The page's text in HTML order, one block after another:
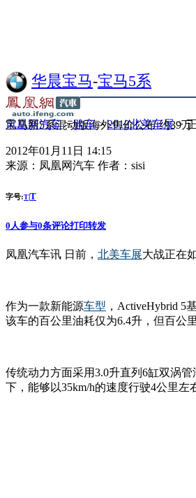
华晨宝马-宝马5系
凤凰网汽车>购车>2012北美车展>
宝马新5系混动版海外售价公布 约39万
2012年01月11日 14:15
来源： 凤凰网汽车 作者： sisi
字号:T|T
0 人参与0条评论打印转发
凤凰汽车讯 日前， 北美车展大战正在
作为一款新能源车型 ，ActiveHybrid 5
该车的百公里油耗仅为6.4升，但百公
传统动力方面采用3.0升直列6缸双涡
下，能够以35km/h的速度行驶4公里左